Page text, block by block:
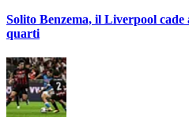
Solito Benzema, il Liverpool
quarti